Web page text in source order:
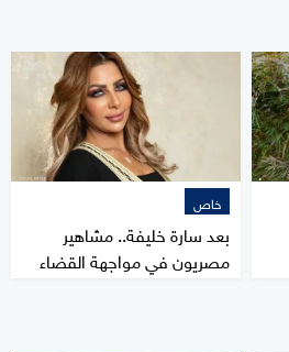
خاص
بعد سارة خليفة.. مشاهير
مصريون في مواجهة القضاء